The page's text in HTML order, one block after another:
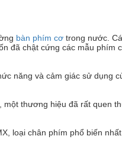
bàn phím cơ trong nước.
đã chật cứng các mẫu phím
năng và cảm giác sử dụng
thương hiệu đã rất quen
loại chân phím phổ biến